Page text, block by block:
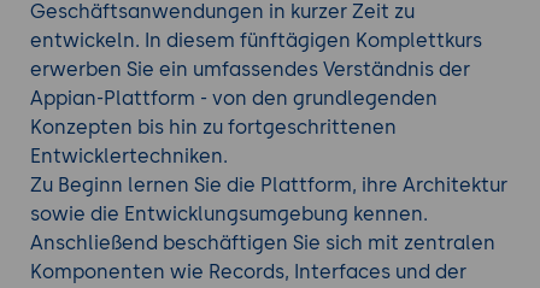
Geschäftsanwendungen in kurzer Zeit zu
entwickeln. In diesem fünftägigen Komplettkurs
erwerben Sie ein umfassendes Verständnis der
Appian-Plattform - von den grundlegenden
Konzepten bis hin zu fortgeschrittenen
Entwicklertechniken.
Zu Beginn lernen Sie die Plattform, ihre Architektur
sowie die Entwicklungsumgebung kennen.
Anschließend beschäftigen Sie sich mit zentralen
Komponenten wie Records, Interfaces und der